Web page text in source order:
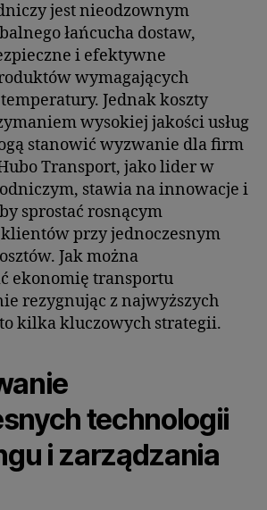
jest nieodzownym
łańcucha dostaw,
i efektywne
wymagających
Jednak koszty
wysokiej jakości usług
stanowić wyzwanie dla firm
Transport, jako lider w
stawia na innowacje i
sprostać rosnącym
przy jednoczesnym
Jak można
ekonomię transportu
rezygnując z najwyższych
kilka kluczowych strategii.
technologii
i zarządzania